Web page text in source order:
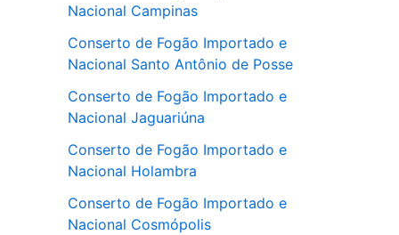
Nacional Campinas
Conserto de Fogão Importado e
Nacional Santo Antônio de Posse
Conserto de Fogão Importado e
Nacional Jaguariúna
Conserto de Fogão Importado e
Nacional Holambra
Conserto de Fogão Importado e
Nacional Cosmópolis